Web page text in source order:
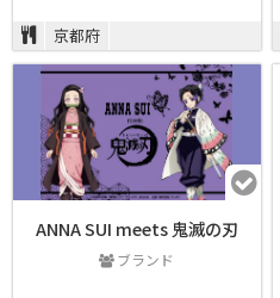
京都府
ANNA SUI meets 鬼滅の刃
ブランド